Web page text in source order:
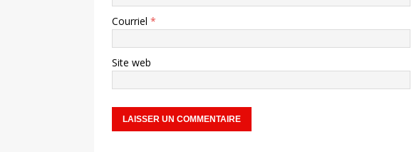
Courriel *
Site web